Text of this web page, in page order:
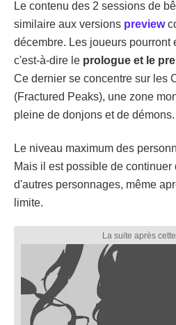
Le contenu des 2 sessions de
similaire aux versions preview
décembre. Les joueurs pourront
c'est-à-dire le prologue et le
Ce dernier se concentre sur les
(Fractured Peaks), une zone
pleine de donjons et de démons.
Le niveau maximum des
Mais il est possible de
d'autres personnages, même
limite.